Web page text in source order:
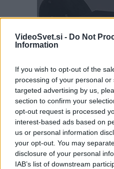
VideoSvet.si - Do Not
Information
If you wish to opt-out of the
processing of your personal
targeted advertising by us,
section to confirm your
opt-out request is processed
interest-based ads based on
us or personal information
your opt-out. You may
disclosure of your personal
IAB’s list of downstream